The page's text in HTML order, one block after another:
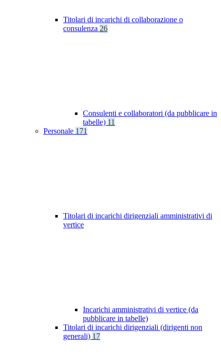
Titolari di incarichi di collaborazione o
consulenza 26
Consulenti e collaboratori (da pubblicare in
tabelle) 11
Personale 171
Titolari di incarichi dirigenziali amministrativi di
vertice
Incarichi amministrativi di vertice (da
pubblicare in tabelle)
Titolari di incarichi dirigenziali (dirigenti non
generali) 17